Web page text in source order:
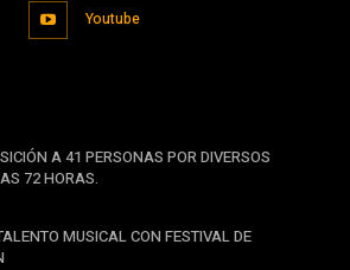
Youtube
A 41 PERSONAS POR DIVERSOS
72 HORAS.
MUSICAL CON FESTIVAL DE